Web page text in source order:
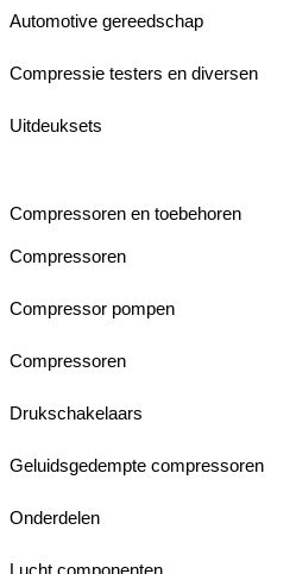
Automotive gereedschap
Compressie testers en diversen
Uitdeuksets
Compressoren en toebehoren
Compressoren
Compressor pompen
Compressoren
Drukschakelaars
Geluidsgedempte compressoren
Onderdelen
Lucht componenten